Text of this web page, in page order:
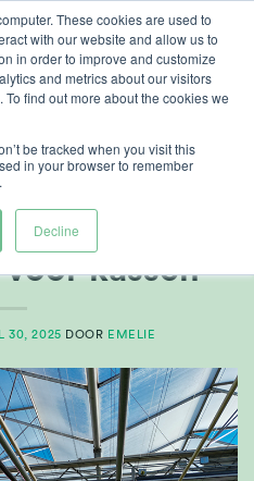
These cookies are used to
with our website and allow us to
in order to improve and customize
and metrics about our visitors
find out more about the cookies we
be tracked when you visit this
in your browser to remember
DeclineLED-
kassen
30, 2025 DOOR EMELIE